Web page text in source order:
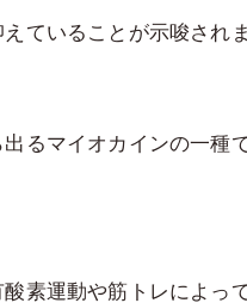
ていることが示唆されま
るマイオカインの一種
素運動や筋トレによっ